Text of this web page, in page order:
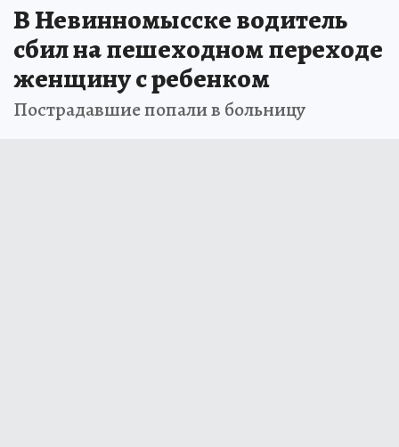
В Невинномысске водитель
сбил на пешеходном переходе
женщину с ребенком
Пострадавшие попали в больницу